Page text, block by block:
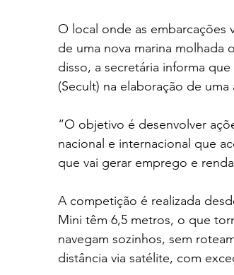
O local onde as embarcações
de uma nova marina molhada
disso, a secretária informa
(Secult) na elaboração de
“O objetivo é desenvolver
nacional e internacional que
que vai gerar emprego e
A competição é realizada
Mini têm 6,5 metros, o que
navegam sozinhos, sem
distância via satélite, com